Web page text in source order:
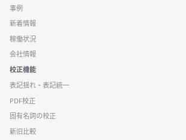
事例
新着情報
稼働状況
会社情報
校正機能
表記揺れ・表記統一
PDF校正
固有名詞の校正
新旧比較